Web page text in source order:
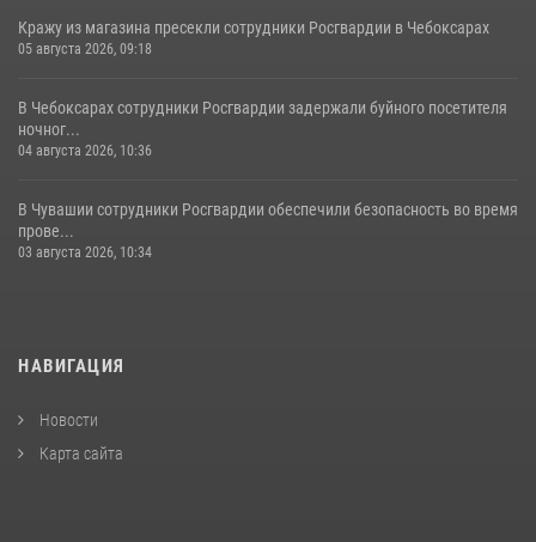
Кражу из магазина пресекли сотрудники Росгвардии в Чебоксарах
05 августа 2026, 09:18
В Чебоксарах сотрудники Росгвардии задержали буйного посетителя
ночног...
04 августа 2026, 10:36
В Чувашии сотрудники Росгвардии обеспечили безопасность во время
прове...
03 августа 2026, 10:34
НАВИГАЦИЯ
Новости
Карта сайта